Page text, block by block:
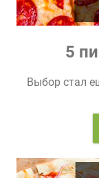
5
Выбор стал